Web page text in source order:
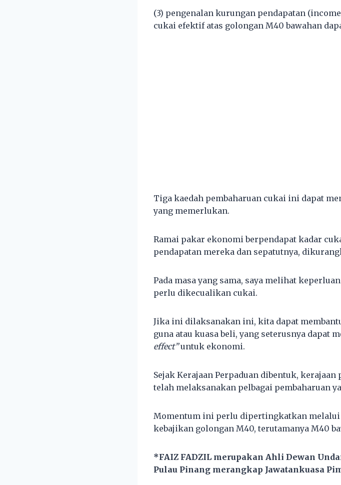
(3) pengenalan kurungan pendapatan
cukai efektif atas golongan M40 bawahan
Tiga kaedah pembaharuan cukai ini dapat
yang memerlukan.
Ramai pakar ekonomi berpendapat kadar
pendapatan mereka dan sepatutnya,
Pada masa yang sama, saya melihat
perlu dikecualikan cukai.
Jika ini dilaksanakan ini, kita dapat
guna atau kuasa beli, yang seterusnya dapat
effect”untuk ekonomi.
Sejak Kerajaan Perpaduan dibentuk,
telah melaksanakan pelbagai pembaharuan
Momentum ini perlu dipertingkatkan melalui
kebajikan golongan M40, terutamanya M40
*FAIZ FADZIL merupakan Ahli Dewan
Pulau Pinang merangkap Jawatankuasa